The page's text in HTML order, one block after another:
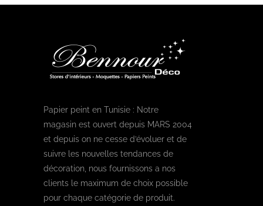
Papier peint en Tunisie : Notre
magasin est ouvert depuis MARS 2004
et depuis on ne cesse d’évoluer et de
suivre les nouvelles tendances de
décoration, nous fournissons a nos
clients le maximum de choix possible
pour chaque catégorie de produit.